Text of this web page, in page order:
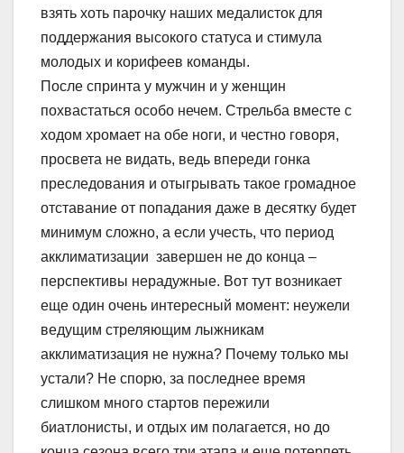
взять хоть парочку наших медалисток для
поддержания высокого статуса и стимула
молодых и корифеев команды.
После спринта у мужчин и у женщин
похвастаться особо нечем. Стрельба вместе с
ходом хромает на обе ноги, и честно говоря,
просвета не видать, ведь впереди гонка
преследования и отыгрывать такое громадное
отставание от попадания даже в десятку будет
минимум сложно, а если учесть, что период
акклиматизации завершен не до конца –
перспективы нерадужные. Вот тут возникает
еще один очень интересный момент: неужели
ведущим стреляющим лыжникам
акклиматизация не нужна? Почему только мы
устали? Не спорю, за последнее время
слишком много стартов пережили
биатлонисты, и отдых им полагается, но до